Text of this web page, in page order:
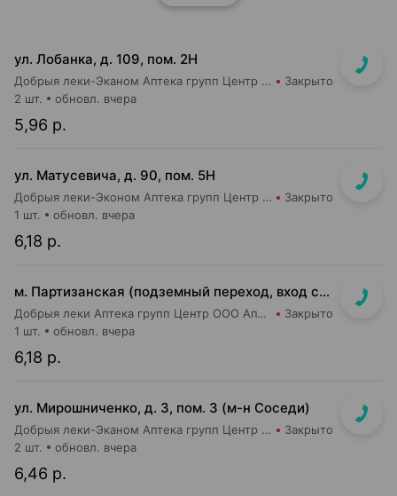
ул. Лобанка, д. 109, пом. 2Н
Добрыя леки-Эканом Аптека групп Центр ООО Аптека №14 Закрыто
5,96 р.
2 шт. обновл. вчера
ул. Матусевича, д. 90, пом. 5Н
Добрыя леки-Эконом Аптека групп Центр ООО Аптека №17 Закрыто
6,18 р.
1 шт. обновл. вчера
м. Партизанская (подземный переход, вход со стороны гостиницы "Турист")
Добрыя леки Аптека групп Центр ООО Аптека №5 Закрыто
6,18 р.
1 шт. обновл. вчера
ул. Мирошниченко, д. 3, пом. 3 (м-н Соседи)
Добрыя леки-Эканом Аптека групп Центр ООО Аптека №22 Закрыто
6,46 р.
2 шт. обновл. вчера